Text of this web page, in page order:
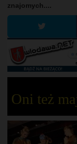
znajomych....
Oni też